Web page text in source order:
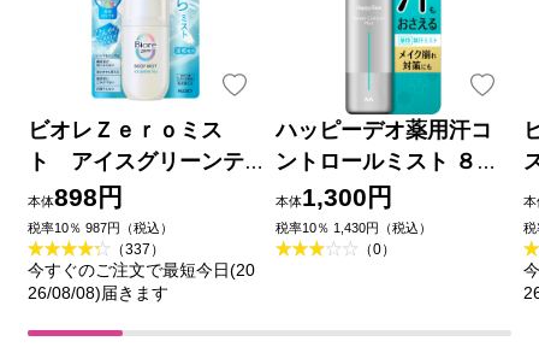
ビオレＺｅｒｏミス
ト アイスグリーンテ
ィーの香り ６０ｍＬ 花
王
本体898円
税率10％ 987円（税込）
（337）
今すぐのご注文で最短今日(20
26/08/08)届きます
ハッピーデオ薬用汗コ
ントロールミスト ８０
ｍｌ マンダム (医薬部外
品)
本体1,300円
税率10％ 1,430円（税込）
（0）
本
税